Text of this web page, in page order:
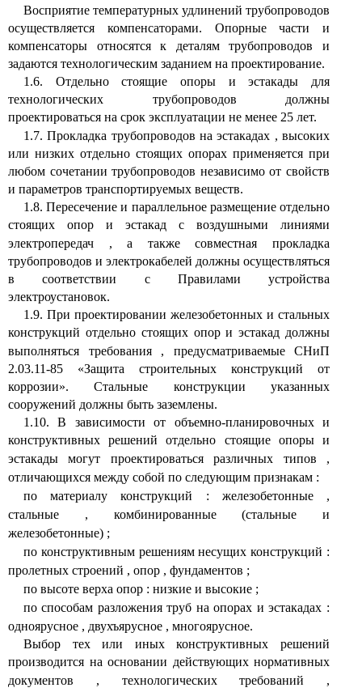
Восприятие температурных удлинений трубопроводов
осуществляется компенсаторами. Опорные части и
компенсаторы относятся к деталям трубопроводов и
задаются технологическим заданием на проектирование.
1.6. Отдельно стоящие опоры и эстакады для
технологических трубопроводов должны
проектироваться на срок эксплуатации не менее 25 лет.
1.7. Прокладка трубопроводов на эстакадах , высоких
или низких отдельно стоящих опорах применяется при
любом сочетании трубопроводов независимо от свойств
и параметров транспортируемых веществ.
1.8. Пересечение и параллельное размещение отдельно
стоящих опор и эстакад с воздушными линиями
электропередач
,
а также совместная прокладка
трубопроводов и электрокабелей должны осуществляться
в соответствии с Правилами устройства
электроустановок.
1.9. При проектировании железобетонных и стальных
конструкций отдельно стоящих опор и эстакад должны
выполняться требования
,
предусматриваемые СНиП
2.03.11-85 «Защита строительных конструкций от
коррозии». Стальные конструкции указанных
сооружений должны быть заземлены.
1.10. В зависимости от объемно-планировочных и
конструктивных решений отдельно стоящие опоры и
эстакады могут проектироваться различных типов
,
отличающихся между собой по следующим признакам :
по материалу конструкций
: железобетонные
,
стальные
,
комбинированные (стальные и
железобетонные) ;
по конструктивным решениям несущих конструкций :
пролетных строений , опор , фундаментов ;
по высоте верха опор : низкие и высокие ;
по способам разложения труб на опорах и эстакадах :
одноярусное , двухъярусное , многоярусное.
Выбор тех или иных конструктивных решений
производится на основании действующих нормативных
документов
, технологических требований
,